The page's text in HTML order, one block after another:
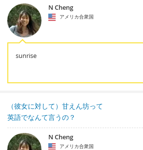
N Cheng
アメリカ合衆国
sunrise
（彼女に対して）甘えん坊って
英語でなんて言うの？
N Cheng
アメリカ合衆国